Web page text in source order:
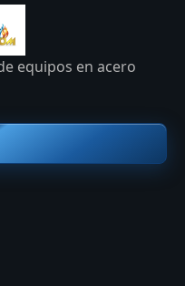
equipos en acero